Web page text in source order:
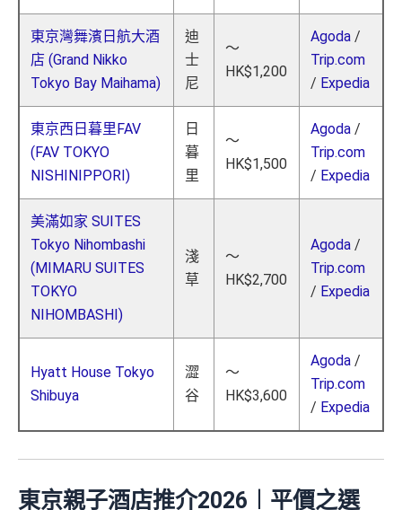
東京灣舞濱日航大酒
店 (Grand Nikko
Tokyo Bay Maihama)
迪
士
尼
～
HK$1,200
Agoda /
Trip.com
/ Expedia
東京西日暮里FAV
(FAV TOKYO
NISHINIPPORI)
日
暮
里
～
HK$1,500
Agoda /
Trip.com
/ Expedia
美滿如家 SUITES
Tokyo Nihombashi
(MIMARU SUITES
TOKYO
NIHOMBASHI)
淺
草
～
HK$2,700
Agoda /
Trip.com
/ Expedia
Hyatt House Tokyo
Shibuya
澀
谷
～
HK$3,600
Agoda /
Trip.com
/ Expedia
東京親子酒店推介2026︱ 平價之選